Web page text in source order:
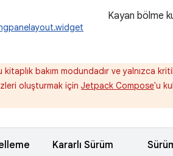
Kayan bölme
kitaplık bakım modundadır ve yalnızca
oluşturmak için Jetpack Compose'u
Kararlı Sürüm